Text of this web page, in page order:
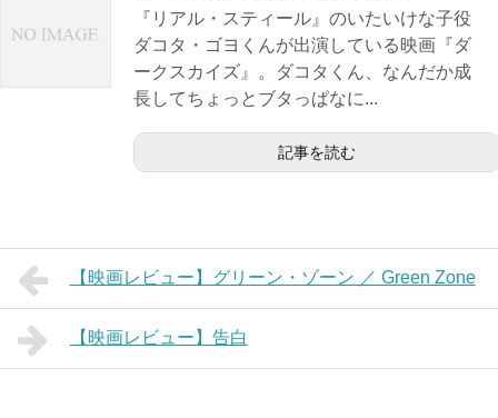
『リアル・スティール』のいたいけな子役
ダコタ・ゴヨくんが出演している映画『ダ
ークスカイズ』。ダコタくん、なんだか成
長してちょっとブタっぱなに...
記事を読む
【映画レビュー】グリーン・ゾーン ／ Green Zone
【映画レビュー】告白